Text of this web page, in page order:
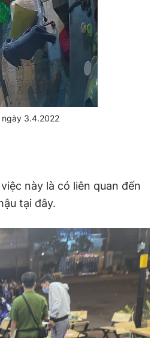
ngày 3.4.2022
này là có liên quan đến
tại đây.